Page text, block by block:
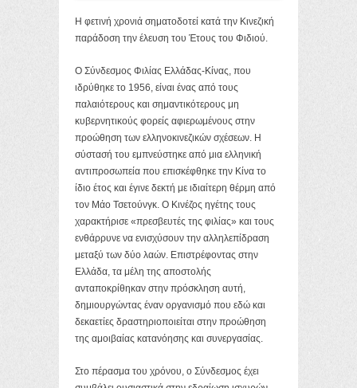
Η φετινή χρονιά σηματοδοτεί κατά την Κινεζική
παράδοση την έλευση του Έτους του Φιδιού.
Ο Σύνδεσμος Φιλίας Ελλάδας-Κίνας, που
ιδρύθηκε το 1956, είναι ένας από τους
παλαιότερους και σημαντικότερους μη
κυβερνητικούς φορείς αφιερωμένους στην
προώθηση των ελληνοκινεζικών σχέσεων. Η
σύστασή του εμπνεύστηκε από μια ελληνική
αντιπροσωπεία που επισκέφθηκε την Κίνα το
ίδιο έτος και έγινε δεκτή με ιδιαίτερη θέρμη από
τον Μάο Τσετούνγκ. Ο Κινέζος ηγέτης τους
χαρακτήρισε «πρεσβευτές της φιλίας» και τους
ενθάρρυνε να ενισχύσουν την αλληλεπίδραση
μεταξύ των δύο λαών. Επιστρέφοντας στην
Ελλάδα, τα μέλη της αποστολής
ανταποκρίθηκαν στην πρόσκληση αυτή,
δημιουργώντας έναν οργανισμό που εδώ και
δεκαετίες δραστηριοποιείται στην προώθηση
της αμοιβαίας κατανόησης και συνεργασίας.
Στο πέρασμα του χρόνου, ο Σύνδεσμος έχει